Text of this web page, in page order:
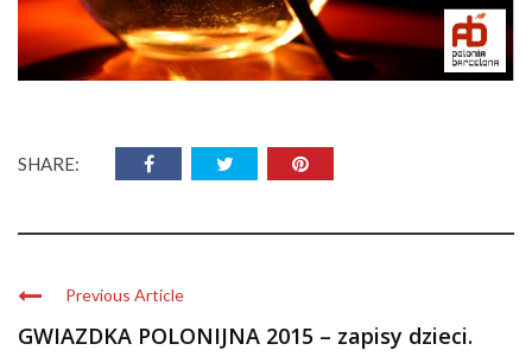
SHARE:
Previous Article
GWIAZDKA POLONIJNA 2015 – zapisy dzieci.